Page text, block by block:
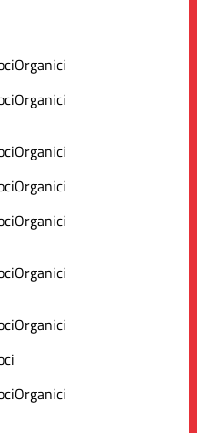
Organici
Organici
Organici
Organici
Organici
Organici
Organici
Organici